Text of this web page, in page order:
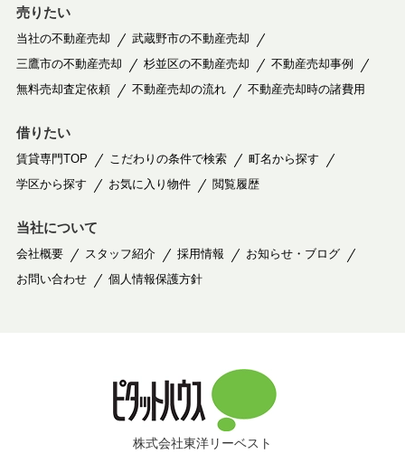
売りたい
当社の不動産売却
武蔵野市の不動産売却
三鷹市の不動産売却
杉並区の不動産売却
不動産売却事例
無料売却査定依頼
不動産売却の流れ 不動産売却時の諸費用
借りたい
賃貸専門TOP こだわりの条件で検索
町名から探す
学区から探す
お気に入り物件 閲覧履歴
当社について
会社概要 スタッフ紹介 採用情報
お知らせ・ブログ
お問い合わせ
個人情報保護方針
株式会社東洋リーベスト